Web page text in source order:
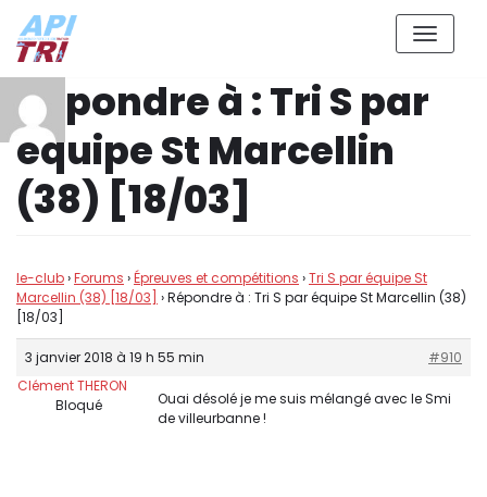
Aller
contenu
Répondre à : Tri S par
équipe St Marcellin
(38) [18/03]
le-club›Forums ›Épreuves et compétitions ›Tri S par équipe St
Marcellin (38) [18/03] ›Répondre à : Tri S par équipe St Marcellin (38)
[18/03]
3 janvier 2018 à 19 h 55 min
#910
Clément THERON
Bloqué
Ouai désolé je me suis mélangé avec le Smi
de villeurbanne !